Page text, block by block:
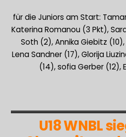
für die Juniors am Start:
Katerina Romanou (3 Pkt),
Soth (2), Annika Giebitz
Lena Sandner (17), Glorija
(14), sofia Gerber (12),
U18 WNBL